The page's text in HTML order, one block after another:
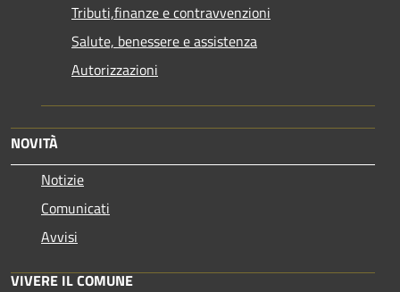
Tributi,finanze e contravvenzioni
Salute, benessere e assistenza
Autorizzazioni
NOVITÀ
Notizie
Comunicati
Avvisi
VIVERE IL COMUNE